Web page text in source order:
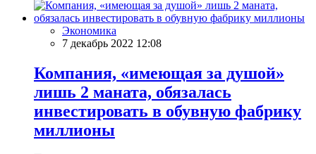
Экономика
7 декабрь 2022 12:08
Компания, «имеющая за душой»
лишь 2 маната, обязалась
инвестировать в обувную фабрику
миллионы